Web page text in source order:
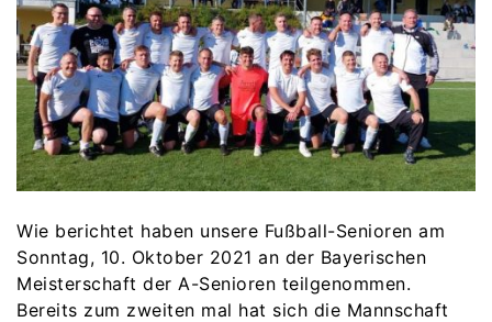
Wie berichtet haben unsere Fußball-Senioren am
Sonntag, 10. Oktober 2021 an der Bayerischen
Meisterschaft der A-Senioren teilgenommen.
Bereits zum zweiten mal hat sich die Mannschaft